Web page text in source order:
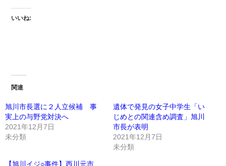
いいね:
関連
旭川市長選に２人立候補 事
実上の与野党対決へ
2021年12月7日
未分類
遺体で発見の女子中学生「い
じめとの関連含め調査」旭川
市長が表明
2021年12月7日
未分類
【旭川イジ○事件】西川元市